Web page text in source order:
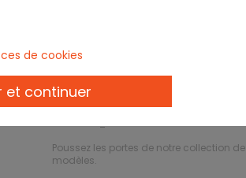
Poussez les portes de notre collection de
modèles.
de cookies
et continuer